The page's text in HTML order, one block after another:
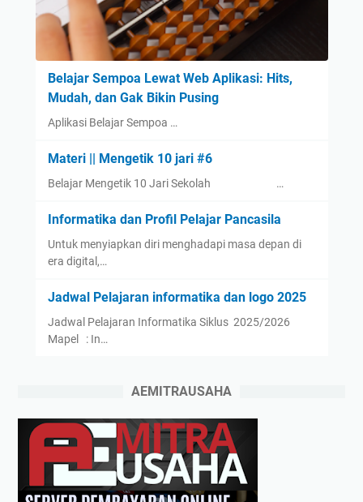
Belajar Sempoa Lewat Web Aplikasi: Hits,
Mudah, dan Gak Bikin Pusing
Aplikasi Belajar Sempoa …
Materi || Mengetik 10 jari #6
Belajar Mengetik 10 Jari Sekolah …
Informatika dan Profil Pelajar Pancasila
Untuk menyiapkan diri menghadapi masa depan di
era digital,…
Jadwal Pelajaran informatika dan logo 2025
Jadwal Pelajaran Informatika Siklus 2025/2026
Mapel : In…
AEMITRAUSAHA